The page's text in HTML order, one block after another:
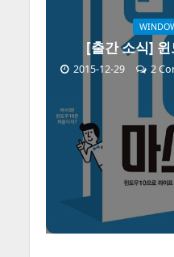
[출간 소식]
2015-12-29 2